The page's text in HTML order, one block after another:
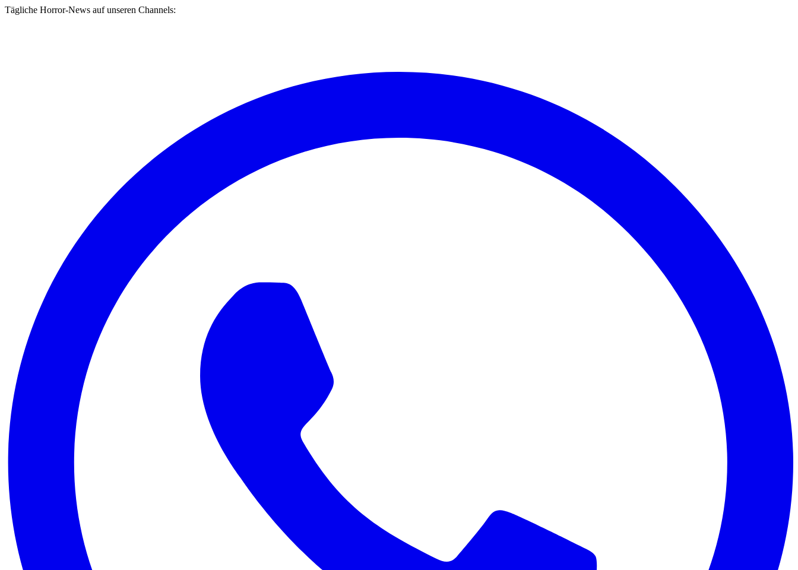
Tägliche Horror-News auf unseren Channels: